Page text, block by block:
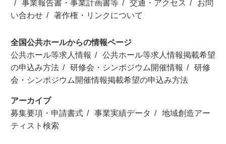
事業報告書・事業計画書等
交通・アクセス
お問
い合わせ
著作権・リンクについて
全国公共ホールからの情報ページ
公共ホール等求人情報
公共ホール等求人情報掲載希望
の申込み方法
研修会・シンポジウム開催情報
研修
会・シンポジウム開催情報掲載希望の申込み方法
アーカイブ
募集要項・申請書式
事業実績データ
地域創造アー
ティスト検索